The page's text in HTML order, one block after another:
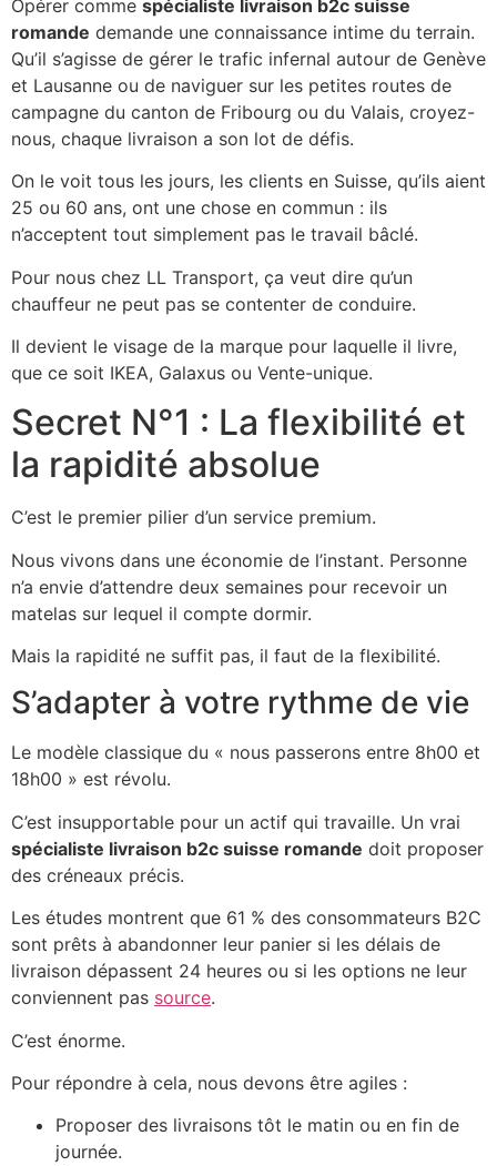
Opérer comme spécialiste livraison b2c suisse
romande demande une connaissance intime du terrain.
Qu’il s’agisse de gérer le trafic infernal autour de Genève
et Lausanne ou de naviguer sur les petites routes de
campagne du canton de Fribourg ou du Valais, croyez-
nous, chaque livraison a son lot de défis.
On le voit tous les jours, les clients en Suisse, qu’ils aient
25 ou 60 ans, ont une chose en commun : ils
n’acceptent tout simplement pas le travail bâclé.
Pour nous chez LL Transport, ça veut dire qu’un
chauffeur ne peut pas se contenter de conduire.
Il devient le visage de la marque pour laquelle il livre,
que ce soit IKEA, Galaxus ou Vente-unique.
Secret N°1 : La flexibilité et
la rapidité absolue
C’est le premier pilier d’un service premium.
Nous vivons dans une économie de l’instant. Personne
n’a envie d’attendre deux semaines pour recevoir un
matelas sur lequel il compte dormir.
Mais la rapidité ne suffit pas, il faut de la flexibilité.
S’adapter à votre rythme de vie
Le modèle classique du « nous passerons entre 8h00 et
18h00 » est révolu.
C’est insupportable pour un actif qui travaille. Un vrai
spécialiste livraison b2c suisse romande doit proposer
des créneaux précis.
Les études montrent que 61 % des consommateurs B2C
sont prêts à abandonner leur panier si les délais de
livraison dépassent 24 heures ou si les options ne leur
conviennent pas source.
C’est énorme.
Pour répondre à cela, nous devons être agiles :
Proposer des livraisons tôt le matin ou en fin de
journée.